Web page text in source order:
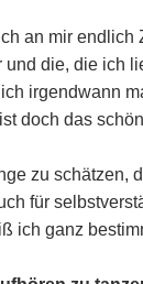
an mir endlich
und die, die ich
irgendwann
doch das
zu schätzen,
für
ich ganz